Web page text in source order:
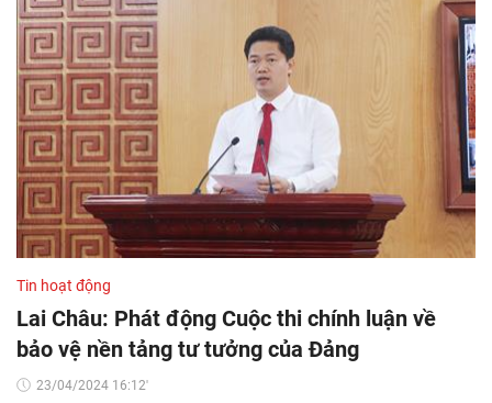
Tin hoạt động
Lai Châu: Phát động Cuộc thi chính luận về
bảo vệ nền tảng tư tưởng của Đảng
23/04/2024 16:12'